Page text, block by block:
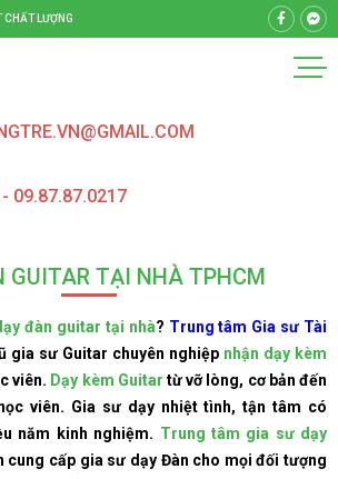
CHẤT LƯỢNG
09.87.87.0217
GUITAR TẠI NHÀ TPHCM
đàn guitar tại nhà? Trung tâm Gia sư Tài
gia sư Guitar chuyên nghiệp nhận dạy kèm
viên. Dạy kèm Guitar từ vỡ lòng, cơ bản đến
viên. Gia sư dạy nhiệt tình, tận tâm có
năm kinh nghiệm. Trung tâm gia sư dạy
cung cấp gia sư dạy Đàn cho mọi đối tượng